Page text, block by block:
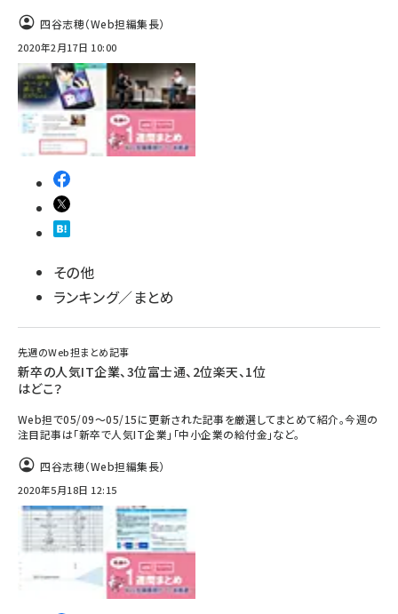
四谷志穂（Web担編集長）
2020年2月17日 10:00
その他
ランキング／まとめ
先週のWeb担まとめ記事
新卒の人気IT企業、3位富士通、2位楽天、1位
はどこ？
Web担で05/09～05/15に更新された記事を厳選してまとめて紹介。今週の
注目記事は「新卒で人気IT企業」「中小企業の給付金」など。
四谷志穂（Web担編集長）
2020年5月18日 12:15